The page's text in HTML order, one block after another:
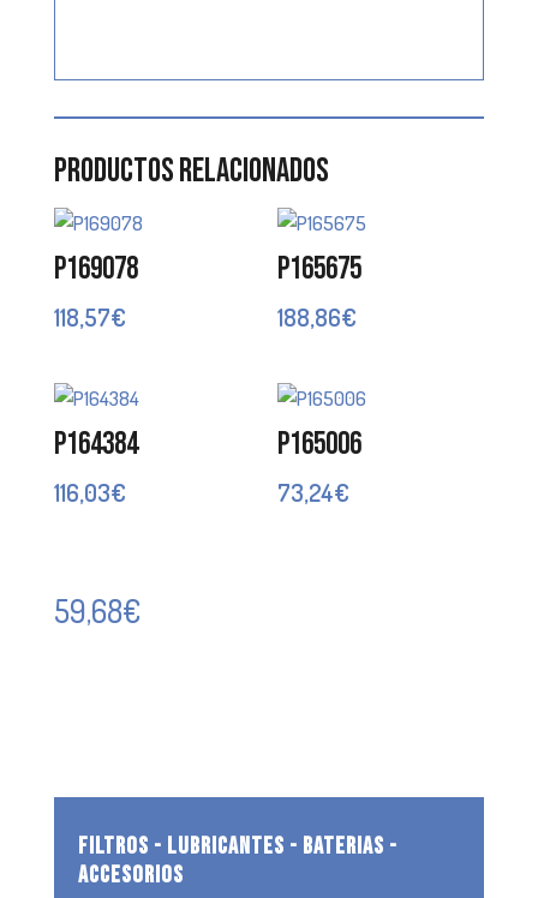
Productos relacionados
P169078
118,57€
P165675
188,86€
P164384
116,03€
P165006
73,24€
59,68€
FILTROS - LUBRICANTES - BATERIAS -
ACCESORIOS